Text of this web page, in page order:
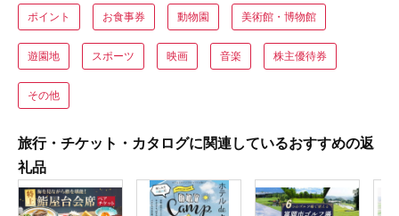
ポイント お食事券 動物園 美術館・博物館
遊園地 スポーツ 映画 音楽 株主優待券
その他
旅行・チケット・カタログに関連しているおすすめの返
礼品